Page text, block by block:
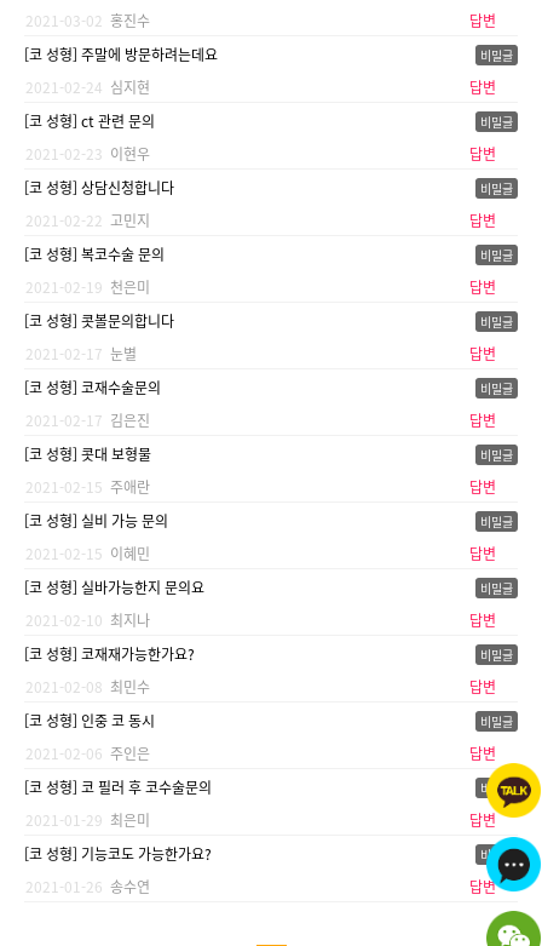
2021-03-02 홍진수
답변
[코 성형] 주말에 방문하려는데요
2021-02-24 심지현
답변
[코 성형] ct 관련 문의
2021-02-23 이현우
답변
[코 성형] 상담신청합니다
2021-02-22 고민지
답변
[코 성형] 복코수술 문의
2021-02-19 천은미
답변
[코 성형] 콧볼문의합니다
2021-02-17 눈별
답변
[코 성형] 코재수술문의
2021-02-17 김은진
답변
[코 성형] 콧대 보형물
2021-02-15 주애란
답변
[코 성형] 실비 가능 문의
2021-02-15 이혜민
답변
[코 성형] 실바가능한지 문의요
2021-02-10 최지나
답변
[코 성형] 코재재가능한가요?
2021-02-08 최민수
답변
[코 성형] 인중 코 동시
2021-02-06 주인은
답변
[코 성형] 코 필러 후 코수술문의
2021-01-29 최은미
답변
[코 성형] 기능코도 가능한가요?
2021-01-26 송수연 답변